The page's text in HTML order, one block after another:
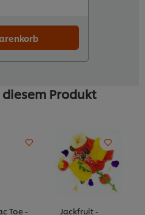
Produkt
Toe - Jackfruit -